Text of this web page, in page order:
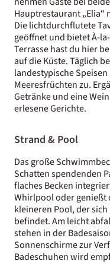
Hauptrestaurant „Elia“
Die lichtdurchflutete
geöffnet und bietet À-
Terrasse hast du hier
auf die Küste. Täglich
landestypische
Meeresfrüchten zu.
Getränke und eine
erlesene Gerichte.
Strand & Pool
Das große
Schatten spendenden
flaches Becken
Whirlpool oder genießt
kleineren Pool, der
befindet. Am leicht
stehen in der
Sonnenschirme zur
Badeschuhen wird